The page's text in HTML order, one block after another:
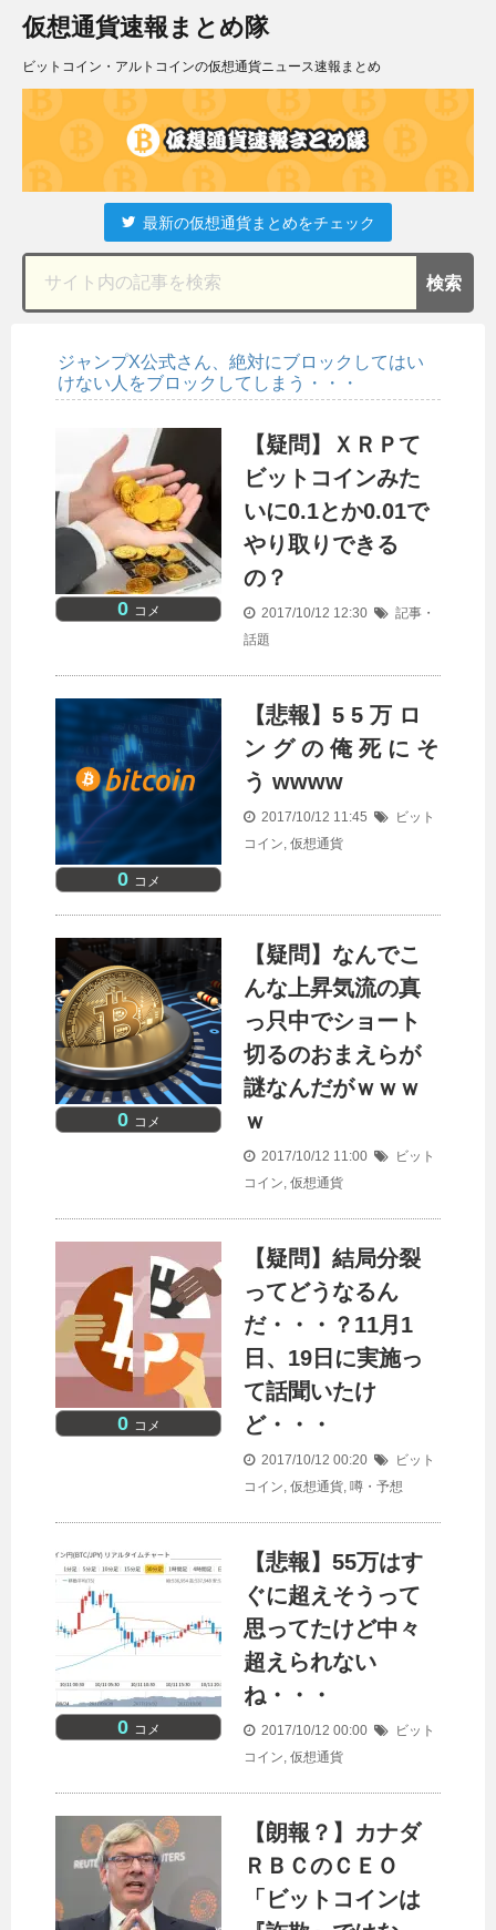
仮想通貨速報まとめ隊
ビットコイン・アルトコインの仮想通貨ニュース速報まとめ
最新の仮想通貨まとめをチェック
ジャンプX公式さん、絶対にブロックしてはい
けない人をブロックしてしまう・・・
0 コメ
【疑問】ＸＲＰて
ビットコインみた
いに0.1とか0.01で
やり取りできる
の？
2017/10/12 12:30
記事・
話題
0 コメ
【悲報】5 5 万 ロ
ン グ の 俺 死 に そ
う wwww
2017/10/12 11:45
ビット
コイン 仮想通貨
0 コメ
【疑問】なんでこ
んな上昇気流の真
っ只中でショート
切るのおまえらが
謎なんだがｗｗｗ
ｗ
2017/10/12 11:00
ビット
コイン, 仮想通貨
0 コメ
【疑問】結局分裂
ってどうなるん
だ・・・？11月1
日、19日に実施っ
て話聞いたけ
ど・・・
2017/10/12 00:20
ビット
コイン, 仮想通貨, 噂・予想
0 コメ
【悲報】55万はす
ぐに超えそうって
思ってたけど中々
超えられない
ね・・・
2017/10/12 00:00
ビット
コイン, 仮想通貨
【朗報？】カナダ
ＲＢＣのＣＥＯ
「ビットコインは